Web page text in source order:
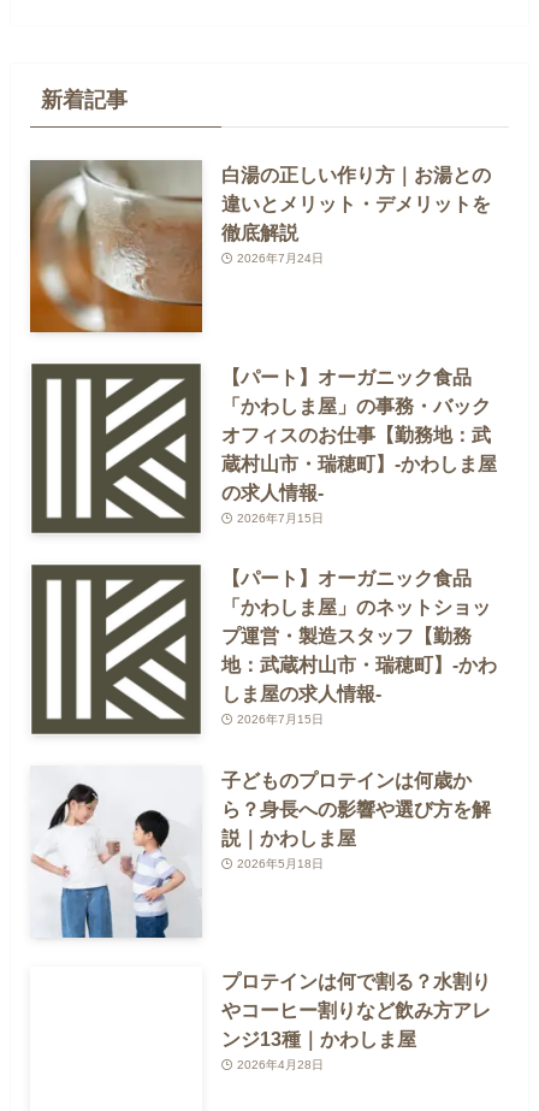
新着記事
白湯の正しい作り方｜お湯との
違いとメリット・デメリットを
徹底解説
2026年7月24日
【パート】オーガニック食品
「かわしま屋」の事務・バック
オフィスのお仕事【勤務地：武
蔵村山市・瑞穂町】-かわしま屋
の求人情報-
2026年7月15日
【パート】オーガニック食品
「かわしま屋」のネットショッ
プ運営・製造スタッフ【勤務
地：武蔵村山市・瑞穂町】-かわ
しま屋の求人情報-
2026年7月15日
子どものプロテインは何歳か
ら？身長への影響や選び方を解
説｜かわしま屋
2026年5月18日
プロテインは何で割る？水割り
やコーヒー割りなど飲み方アレ
ンジ13種｜かわしま屋
2026年4月28日